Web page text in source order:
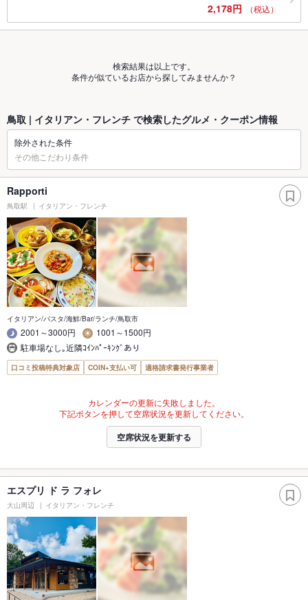
2,178円 （税込）
検索結果は以上です。
条件が似ているお店から探してみませんか？
鳥取 | イタリアン・フレンチ で検索したグルメ・クーポン情報
除外された条件
その他こだわり条件
Rapporti
鳥取駅 イタリアン・フレンチ
イタリアン/パスタ/海鮮/Bar/ランチ/鳥取市
2001～3000円
1001～1500円
駐車場なし｡近隣ｺｲﾝﾊﾟｰｷﾝｸﾞあり
口コミ投稿特典対象店 COIN+支払い可 適格請求書発行事業者
カレンダーの更新に失敗しました。
下記ボタンを押して空席状況を更新してください。
空席状況を更新する
エスプリ ド ラ フォレ
大山周辺 イタリアン・フレンチ